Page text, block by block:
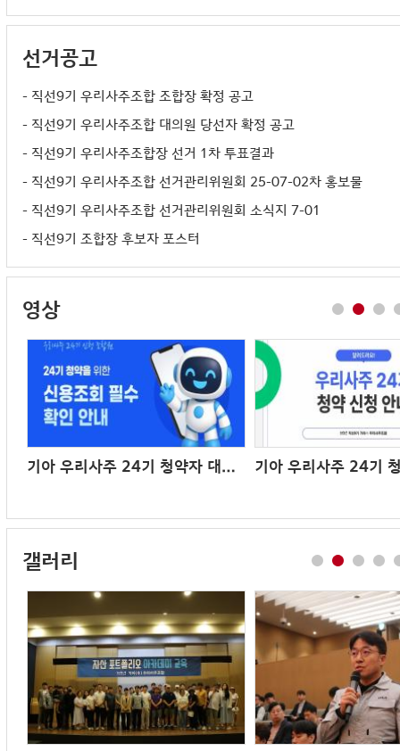
- 현대차·기아, 8년 만에 파리모터쇼 동반 출격…유럽 전기차 승부수
- 기아, 대형 세단 접는다…14년 만에 'K9' 단종
- 기아 '전용 전기차' 국내 누적 판매 20만대 눈앞
선거공고
- 직선9기 우리사주조합 조합장 확정 공고
- 직선9기 우리사주조합 대의원 당선자 확정 공고
- 직선9기 우리사주조합장 선거 1차 투표결과
- 직선9기 우리사주조합 선거관리위원회 25-07-02차 홍보물
- 직선9기 우리사주조합 선거관리위원회 소식지 7-01
- 직선9기 조합장 후보자 포스터
- 직선 9기 조합장 및 대의원 입후보자 확정 공고
- 직선9기 우리사주조합 대의원 선거구 확정 공고
- 직선9기 선관위 담화문
영상
기아 우리사주 24기 청약자 대상 대출가능여부 조회 요청
갤러리